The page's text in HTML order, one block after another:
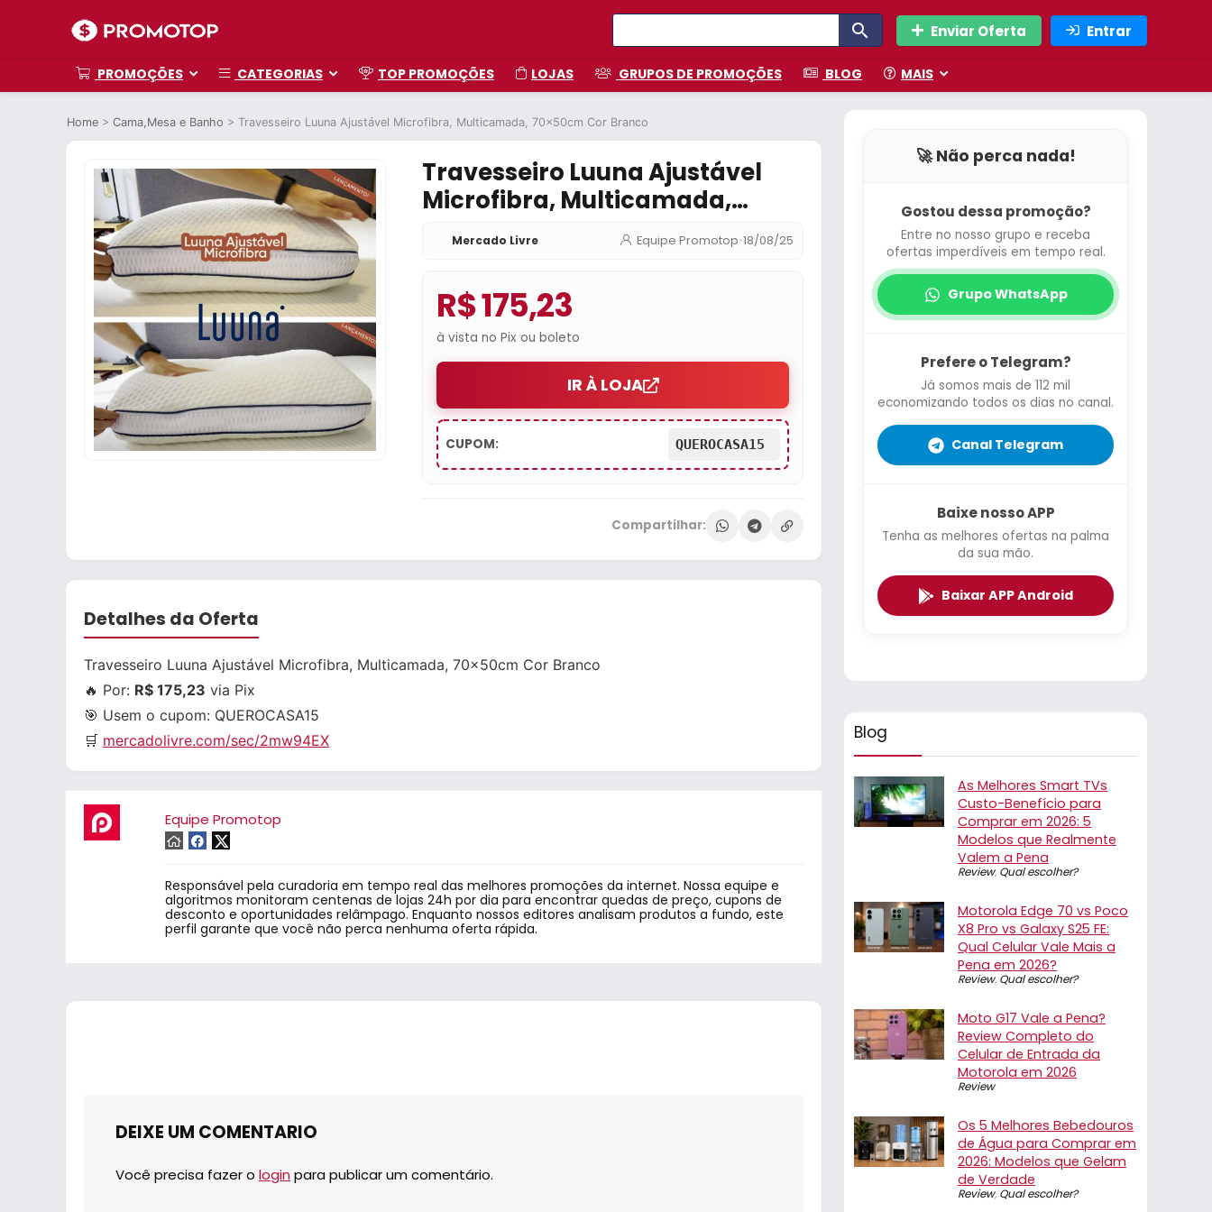
Enviar Oferta Entrar
PROMOÇÕES CATEGORIAS TOP PROMOÇÕES LOJAS GRUPOS DE PROMOÇÕES BLOG MAIS
Home > Cama,Mesa e Banho > Travesseiro Luuna Ajustável Microfibra, Multicamada, 70x50cm Cor Branco
Travesseiro Luuna Ajustável
Microfibra, Multicamada,
70x50cm Cor Branco
Mercado Livre Equipe Promotop•18/08/25
R$ 175,23
à vista no Pix ou boleto
IR À LOJA
CUPOM: QUEROCASA15
Compartilhar:
Detalhes da Oferta
Travesseiro Luuna Ajustável Microfibra, Multicamada, 70x50cm Cor Branco
🔥 Por: R$ 175,23 via Pix
🎯 Usem o cupom: QUEROCASA15
🛒 mercadolivre.com/sec/2mw94EX
Equipe Promotop
Responsável pela curadoria em tempo real das melhores promoções da internet. Nossa equipe e
algoritmos monitoram centenas de lojas 24h por dia para encontrar quedas de preço, cupons de
desconto e oportunidades relâmpago. Enquanto nossos editores analisam produtos a fundo, este
perfil garante que você não perca nenhuma oferta rápida.
DEIXE UM COMENTARIO
Você precisa fazer o login para publicar um comentário.
🚀 Não perca nada!
Gostou dessa promoção?
Entre no nosso grupo e receba
ofertas imperdíveis em tempo real.
Grupo WhatsApp
Prefere o Telegram?
Já somos mais de 112 mil
economizando todos os dias no canal.
Canal Telegram
Baixe nosso APP
Tenha as melhores ofertas na palma
da sua mão.
Baixar APP Android
Blog
As Melhores Smart TVs
Custo-Benefício para
Comprar em 2026: 5
Modelos que Realmente
Valem a Pena
Review, Qual escolher?
Motorola Edge 70 vs Poco
X8 Pro vs Galaxy S25 FE:
Qual Celular Vale Mais a
Pena em 2026?
Review, Qual escolher?
Moto G17 Vale a Pena?
Review Completo do
Celular de Entrada da
Motorola em 2026
Review
Os 5 Melhores Bebedouros
de Água para Comprar em
2026: Modelos que Gelam
de Verdade
Review, Qual escolher?